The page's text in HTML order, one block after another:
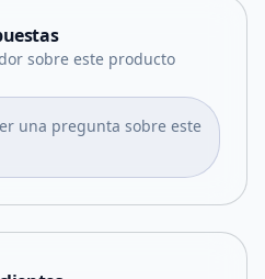
sobre este producto
una pregunta sobre este